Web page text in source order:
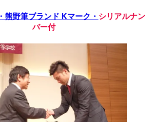
・熊野筆ブランド Kマーク・ シリアルナン
バー付